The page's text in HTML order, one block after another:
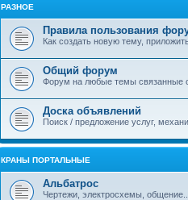
РАЗНОЕ
Правила пользования
Как создать новую тему,
Общий форум
Форум на любые темы связанные
Доска объявлений
Поиск / предложение услуг,
КРАНЫ ПОРТАЛЬНЫЕ
Альбатрос
Чертежи, электросхемы, общение...